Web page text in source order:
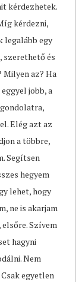
kérdezhetek.
kérdezni,
legalább egy
szerethető és
Milyen az? Ha
jobb, a
Elég azt az
a többre,
Segítsen
hegyem
lehet, hogy
ne is akarjam
Szívem
hagyni
Nem
egyetlen